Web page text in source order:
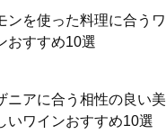
ンを使った料理に合うワ
おすすめ10選
ニアに合う相性の良い美
いワインおすすめ10選